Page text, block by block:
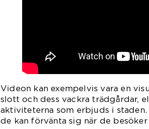
Videon kan exempelvis vara en
slott och dess vackra trädgårdar,
aktiviteterna som erbjuds i
de kan förvänta sig när de